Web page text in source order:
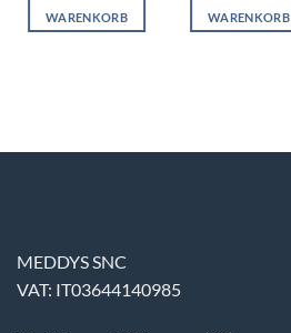
WARENKORB
WARENKORB
MEDDYS SNC
VAT: IT03644140985